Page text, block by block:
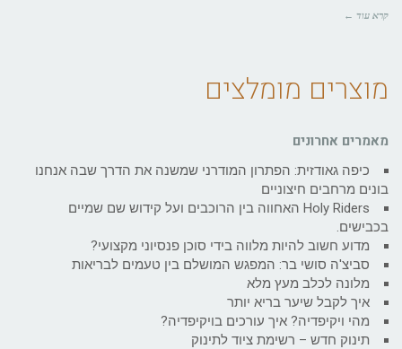
קרא עוד ←
מוצרים מומלצים
מאמרים אחרונים
כיפה גאודזית: הפתרון המודרני שמשנה את הדרך שבה אנחנו
בונים מרחבים חיצוניים
Holy Riders האחווה בין הרוכבים ועל קידוש שם שמיים
בכבישים.
מדוע חשוב להיות מלווה בידי סוכן פנסיוני מקצועי?
סביצ'ה סושי בר: המפגש המושלם בין טעמים לבריאות
מלונה לכלב מעץ מלא
איך לקבל שיער בריא יותר
מהי ויקיפדיה? איך עורכים בויקיפדיה?
תינוק חדש – רשימת ציוד לתינוק